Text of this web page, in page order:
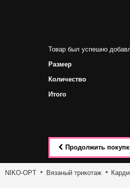
Товар был успешно
Размер
Количество
Итого
Продолжить
NIKO-OPT Вязаный трикотаж